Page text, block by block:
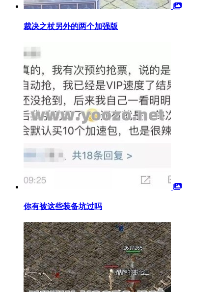
裁决之杖另外的两个加强版
你有被这些装备坑过吗